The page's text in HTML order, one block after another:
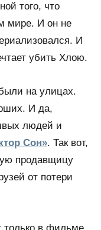
того, что
мире. И он не
И
убить Хлою.
на улицах.
И да,
людей и
Сон». Так вот,
продавщицу
от потери